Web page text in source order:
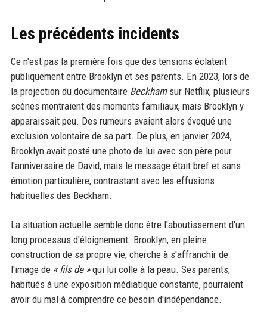
Les précédents incidents
Ce n'est pas la première fois que des tensions éclatent
publiquement entre Brooklyn et ses parents. En 2023, lors de
la projection du documentaire Beckhamsur Netflix, plusieurs
scènes montraient des moments familiaux, mais Brooklyn y
apparaissait peu. Des rumeurs avaient alors évoqué une
exclusion volontaire de sa part. De plus, en janvier 2024,
Brooklyn avait posté une photo de lui avec son père pour
l'anniversaire de David, mais le message était bref et sans
émotion particulière, contrastant avec les effusions
habituelles des Beckham.
La situation actuelle semble donc être l'aboutissement d'un
long processus d'éloignement. Brooklyn, en pleine
construction de sa propre vie, cherche à s'affranchir de
l'image de « fils de »qui lui colle à la peau. Ses parents,
habitués à une exposition médiatique constante, pourraient
avoir du mal à comprendre ce besoin d'indépendance.